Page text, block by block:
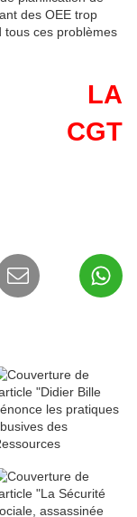
des OEE trop
tous ces problèmes
LA
CGT